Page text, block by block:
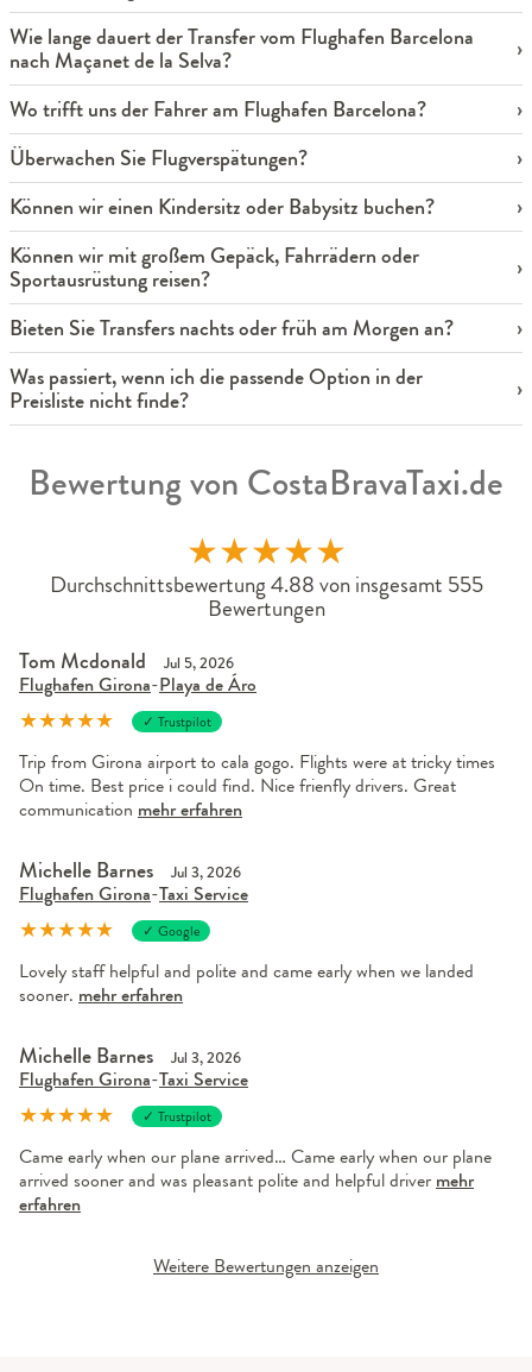
Wie lange dauert der Transfer vom Flughafen Barcelona
nach Maçanet de la Selva?
Wo trifft uns der Fahrer am Flughafen Barcelona?
Überwachen Sie Flugverspätungen?
Können wir einen Kindersitz oder Babysitz buchen?
Können wir mit großem Gepäck, Fahrrädern oder
Sportausrüstung reisen?
Bieten Sie Transfers nachts oder früh am Morgen an?
Was passiert, wenn ich die passende Option in der
Preisliste nicht finde?
Bewertung von CostaBravaTaxi.de
★★★★★
Durchschnittsbewertung 4.88 von insgesamt 555
Bewertungen
Tom Mcdonald Jul 5, 2026
Flughafen Girona-Playa de Áro
★★★★★ ✓ Trustpilot
Trip from Girona airport to cala gogo. Flights were at tricky times
On time. Best price i could find. Nice frienfly drivers. Great
communication mehr erfahren
Michelle Barnes Jul 3, 2026
Flughafen Girona-Taxi Service
★★★★★ ✓ Google
Lovely staff helpful and polite and came early when we landed
sooner. mehr erfahren
Michelle Barnes Jul 3, 2026
Flughafen Girona-Taxi Service
★★★★★ ✓ Trustpilot
Came early when our plane arrived… Came early when our plane
arrived sooner and was pleasant polite and helpful driver mehr
erfahren
Weitere Bewertungen anzeigen